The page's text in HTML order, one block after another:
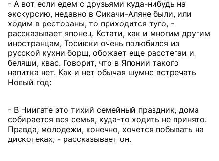
- А вот если едем с друзьями куда-нибудь на
экскурсию, недавно в Сикачи-Аляне были, или
ходим в рестораны, то приходится туго, -
рассказывает японец. Кстати, как и многим другим
иностранцам, Тосиюки очень полюбился из
русской кухни борщ, обожает еще расстегаи и
беляши, квас. Говорит, что в Японии такого
напитка нет. Как и нет обычая шумно встречать
Новый год:
- В Ниигате это тихий семейный праздник, дома
собирается вся семья, куда-то ходить не принято.
Правда, молодежи, конечно, хочется побывать на
дискотеках, - рассказывает он.